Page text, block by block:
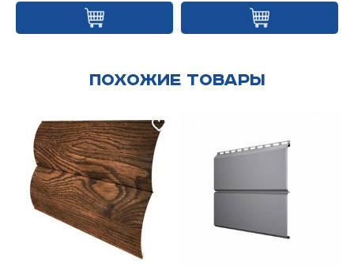
Похожие товары